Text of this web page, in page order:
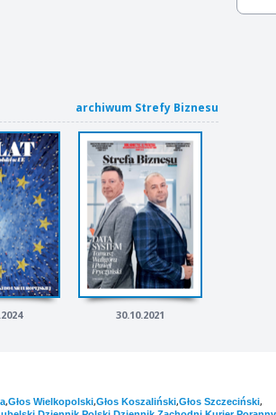
archiwum Strefy Biznesu
30.10.2021
,Głos Wielkopolski,Głos Koszaliński,Głos Szczeciński,